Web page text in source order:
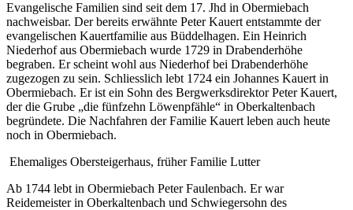
Evangelische Familien sind seit dem 17. Jhd in Obermiebach
nachweisbar. Der bereits erwähnte Peter Kauert entstammte der
evangelischen Kauertfamilie aus Büddelhagen. Ein Heinrich
Niederhof aus Obermiebach wurde 1729 in Drabenderhöhe
begraben. Er scheint wohl aus Niederhof bei Drabenderhöhe
zugezogen zu sein. Schliesslich lebt 1724 ein Johannes Kauert in
Obermiebach. Er ist ein Sohn des Bergwerksdirektor Peter Kauert,
der die Grube „die fünfzehn Löwenpfähle“ in Oberkaltenbach
begründete. Die Nachfahren der Familie Kauert leben auch heute
noch in Obermiebach.
Ehemaliges Obersteigerhaus, früher Familie Lutter
Ab 1744 lebt in Obermiebach Peter Faulenbach. Er war
Reidemeister in Oberkaltenbach und Schwiegersohn des